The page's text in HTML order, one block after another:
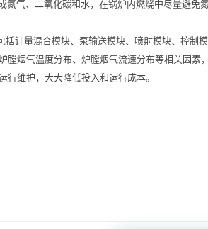
气、二氧化碳和水，在锅炉内燃烧中尽量避免
括计量混合模块、泵输送模块、喷射模块、控制
烟气温度分布、炉膛烟气流速分布等相关因素
维护，大大降低投入和运行成本。